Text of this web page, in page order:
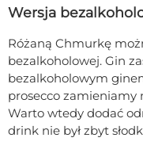
Wersja
Różaną Chmurkę
bezalkoholowej. Gin
bezalkoholowym
prosecco zamieniamy
Warto wtedy dodać
drink nie był zbyt